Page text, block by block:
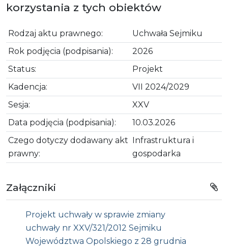
korzystania z tych obiektów
Rodzaj aktu prawnego:
Uchwała Sejmiku
Rok podjęcia (podpisania):
2026
Status:
Projekt
Kadencja:
VII 2024/2029
Sesja:
XXV
Data podjęcia (podpisania):
10.03.2026
Czego dotyczy dodawany akt
prawny:
Infrastruktura i
gospodarka
Załączniki
Projekt uchwały w sprawie zmiany
uchwały nr XXV/321/2012 Sejmiku
Województwa Opolskiego z 28 grudnia